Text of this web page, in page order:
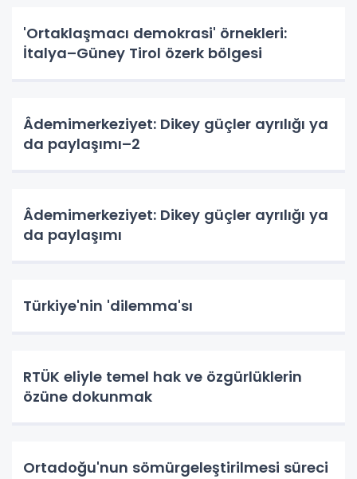
'Ortaklaşmacı demokrasi' örnekleri:
İtalya–Güney Tirol özerk bölgesi
Âdemimerkeziyet: Dikey güçler ayrılığı ya
da paylaşımı–2
Âdemimerkeziyet: Dikey güçler ayrılığı ya
da paylaşımı
Türkiye'nin 'dilemma'sı
RTÜK eliyle temel hak ve özgürlüklerin
özüne dokunmak
Ortadoğu'nun sömürgeleştirilmesi süreci